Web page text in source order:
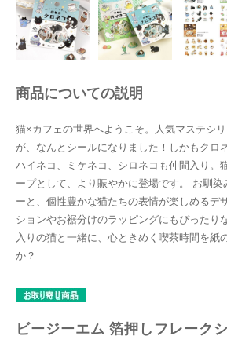
商品についての説明
猫×カフェの世界へようこそ。人気マステシリ
が、なんとシールになりました！しかもクロ
ハイネコ、ミケネコ、シロネコも仲間入り。
ープとして、より賑やかに登場です。 お馴染
ーと、個性豊かな猫たちの表情が楽しめるデ
ションやお裾分けのラッピングにもぴったり
入りの猫と一緒に、心ときめく喫茶時間を紙
か？
ビージーエム 箔押しフレーク